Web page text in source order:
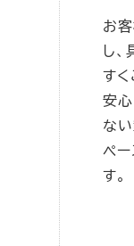
お
し
すく
安
な
ペ
す。